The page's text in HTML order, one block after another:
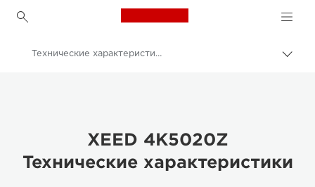
Canon Logo, back to
Продукты и решения для бизнеса
Проекторы
Технические характеристики Xeed 4K5020Z
XEED 4K5020Z
Технические характеристики